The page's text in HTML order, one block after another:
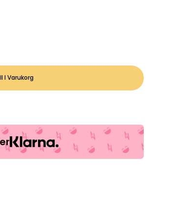
I Varukorg